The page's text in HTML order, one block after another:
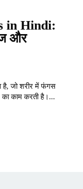
in Hindi:
और
है, जो शरीर में फंगस
का काम करती है।...